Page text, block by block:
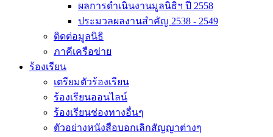
ผลการดำเนินงานมูลนิธิฯ ปี 2558
ประมวลผลงานสำคัญ 2538 - 2549
ติดต่อมูลนิธิ
ภาคีเครือข่าย
ร้องเรียน
เตรียมตัวร้องเรียน
ร้องเรียนออนไลน์
ร้องเรียนช่องทางอื่นๆ
ตัวอย่างหนังสือบอกเลิกสัญญาต่างๆ